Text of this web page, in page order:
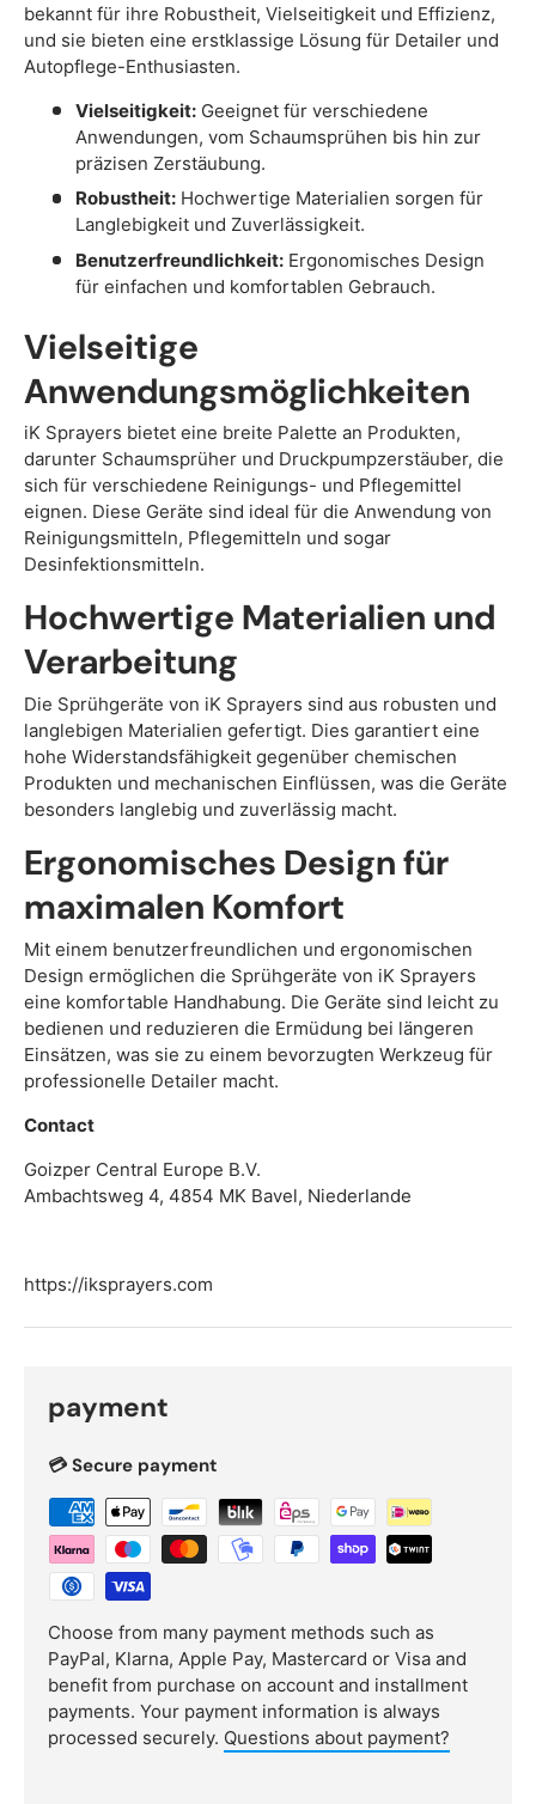
bekannt für ihre Robustheit, Vielseitigkeit und Effizienz,
und sie bieten eine erstklassige Lösung für Detailer und
Autopflege-Enthusiasten.
Vielseitigkeit:Geeignet für verschiedene
Anwendungen, vom Schaumsprühen bis hin zur
präzisen Zerstäubung.
Robustheit:Hochwertige Materialien sorgen für
Langlebigkeit und Zuverlässigkeit.
Benutzerfreundlichkeit:Ergonomisches Design
für einfachen und komfortablen Gebrauch.
Vielseitige
Anwendungsmöglichkeiten
iK Sprayers bietet eine breite Palette an Produkten,
darunter Schaumsprüher und Druckpumpzerstäuber, die
sich für verschiedene Reinigungs- und Pflegemittel
eignen. Diese Geräte sind ideal für die Anwendung von
Reinigungsmitteln, Pflegemitteln und sogar
Desinfektionsmitteln.
Hochwertige Materialien und
Verarbeitung
Die Sprühgeräte von iK Sprayers sind aus robusten und
langlebigen Materialien gefertigt. Dies garantiert eine
hohe Widerstandsfähigkeit gegenüber chemischen
Produkten und mechanischen Einflüssen, was die Geräte
besonders langlebig und zuverlässig macht.
Ergonomisches Design für
maximalen Komfort
Mit einem benutzerfreundlichen und ergonomischen
Design ermöglichen die Sprühgeräte von iK Sprayers
eine komfortable Handhabung. Die Geräte sind leicht zu
bedienen und reduzieren die Ermüdung bei längeren
Einsätzen, was sie zu einem bevorzugten Werkzeug für
professionelle Detailer macht.
Contact
Goizper Central Europe B.V.
Ambachtsweg 4, 4854 MK Bavel, Niederlande
https://iksprayers.com
payment
💳 Secure payment
Choose from many payment methods such as
PayPal, Klarna, Apple Pay, Mastercard or Visa and
benefit from purchase on account and installment
payments. Your payment information is always
processed securely. Questions about payment?